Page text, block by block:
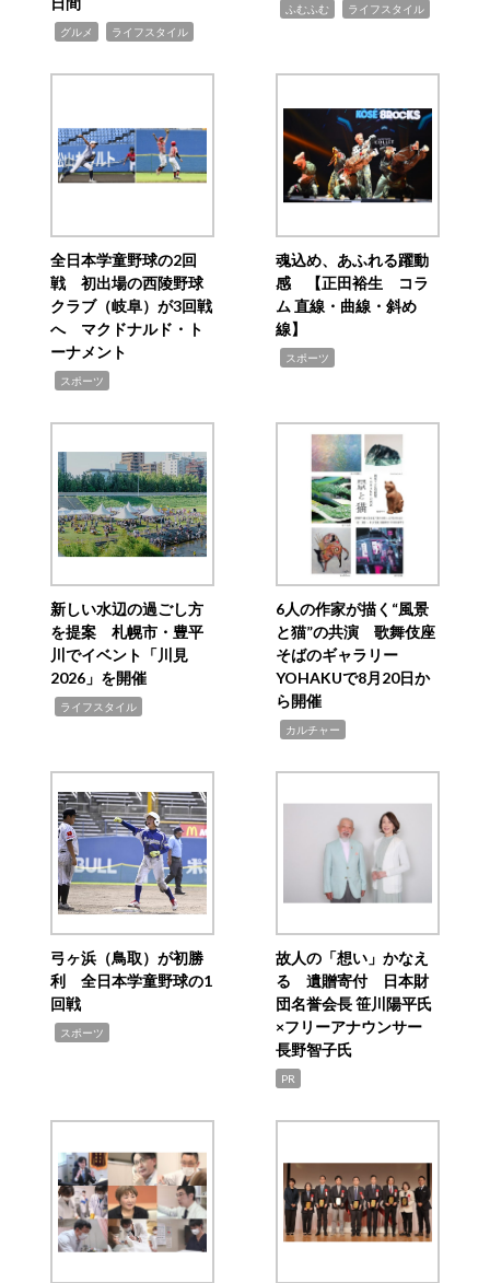
グルメ ライフスタイル
ふむふむ ライフスタイル
全日本学童野球の2回
戦 初出場の西陵野球
クラブ（岐阜）が3回戦
へ マクドナルド・ト
ーナメント
スポーツ
魂込め、あふれる躍動
感 【正田裕生 コラ
ム 直線・曲線・斜め
線】
スポーツ
新しい水辺の過ごし方
を提案 札幌市・豊平
川でイベント「川見
2026」を開催
ライフスタイル
6人の作家が描く“風景
と猫”の共演 歌舞伎座
そばのギャラリー
YOHAKUで8月20日か
ら開催
カルチャー
弓ヶ浜（鳥取）が初勝
利 全日本学童野球の1
回戦
スポーツ
故人の「想い」かなえ
る 遺贈寄付 日本財
団名誉会長 笹川陽平氏
×フリーアナウンサー
長野智子氏
PR